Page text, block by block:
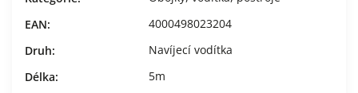
EAN:
4000498023204
Druh:
Navíjecí vodítka
Délka: 5m